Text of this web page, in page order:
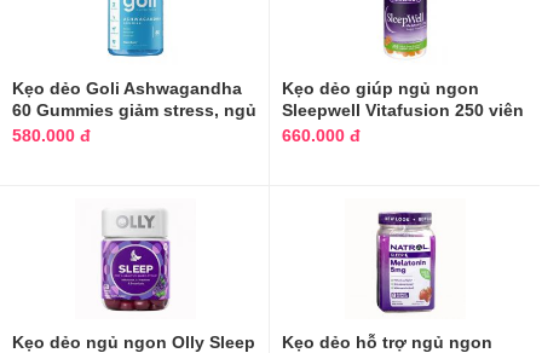
Kẹo dẻo Goli Ashwagandha
60 Gummies giảm stress, ngủ
ngon
580.000 đ
Kẹo dẻo giúp ngủ ngon
Sleepwell Vitafusion 250 viên
Mỹ
660.000 đ
Kẹo dẻo ngủ ngon Olly Sleep
Kẹo dẻo hỗ trợ ngủ ngon